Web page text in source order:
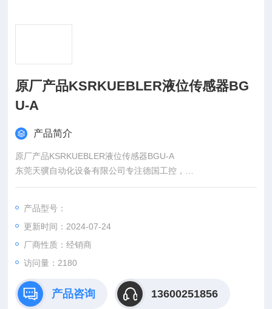
原厂产品KSRKUEBLER液位传感器BG
U-A
产品简介
原厂产品KSRKUEBLER液位传感器BGU-A
东莞天骥自动化设备有限公司专注德国工控，
1、*。
节，工厂给我们提供固定折扣，确保我们给客户优惠的价格。
产品型号：
更新时间：2024-07-24
厂商性质：经销商
访问量：2180
产品咨询 13600251856